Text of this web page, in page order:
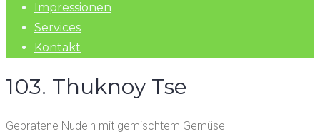
Impressionen
Services
Kontakt
103. Thuknoy Tse
Gebratene Nudeln mit gemischtem Gemüse